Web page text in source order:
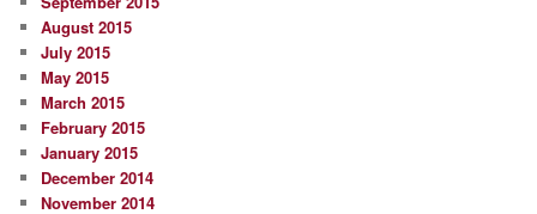
August 2015
July 2015
May 2015
March 2015
February 2015
January 2015
December 2014
November 2014